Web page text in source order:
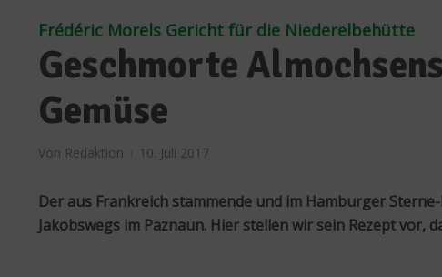
Frédéric Morels Gericht für die Niederelbehütte
Geschmorte
Gemüse
Von Redaktion 10. Juli 2017
Der aus Frankreich stammende und im Hamburger
Jakobswegs im Paznaun. Hier stellen wir sein Rezept